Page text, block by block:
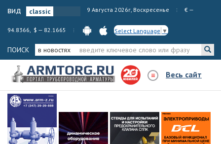
вид 9 Августа 2026г, Воскресенье € —
94.8366, $ — 82.1665 Select Language ▼
ПОИСК в новостях
Весь сайт